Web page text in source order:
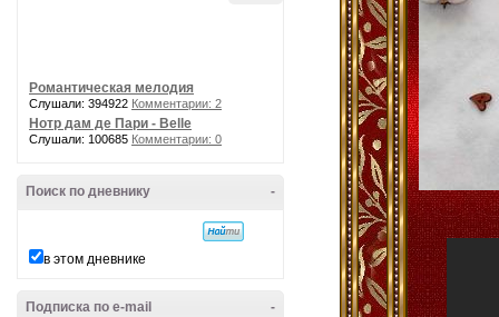
Романтическая мелодия
Слушали: 394922 Комментарии: 2
Нотр дам де Пари - Belle
Слушали: 100685 Комментарии: 0
-
Поиск по дневнику
в этом дневнике
-
Подписка по e-mail